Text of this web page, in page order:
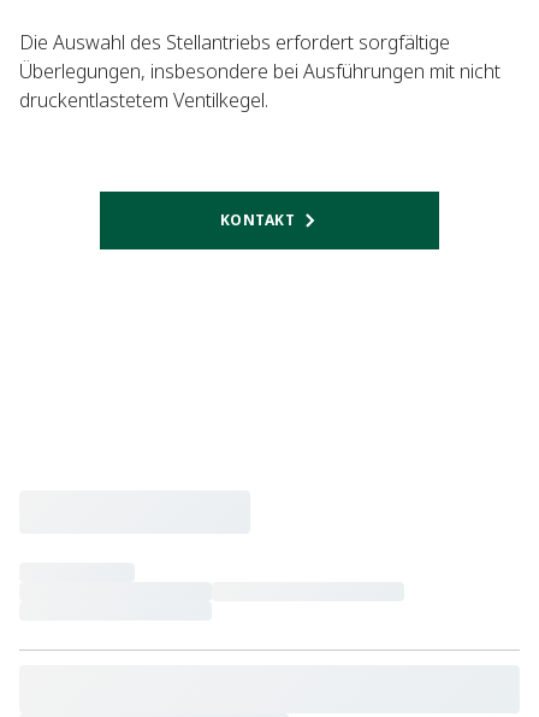
Die Auswahl des Stellantriebs erfordert sorgfältige
Überlegungen, insbesondere bei Ausführungen mit nicht
druckentlastetem Ventilkegel.
KONTAKT